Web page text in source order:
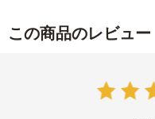
この商品のレビュー